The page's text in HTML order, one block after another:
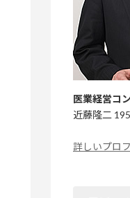
医業経営コ
近藤隆二
詳しいプロ